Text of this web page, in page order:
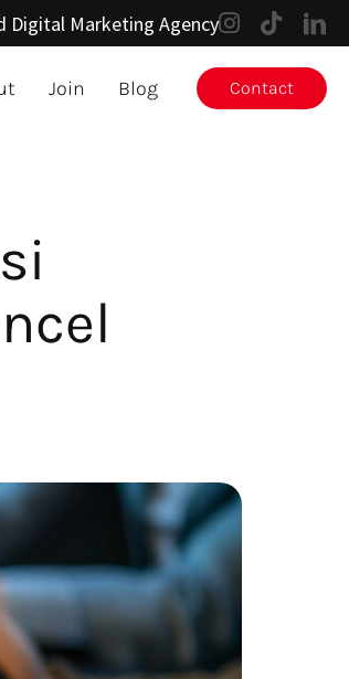
Digital Marketing Agency
Join Blog Contact